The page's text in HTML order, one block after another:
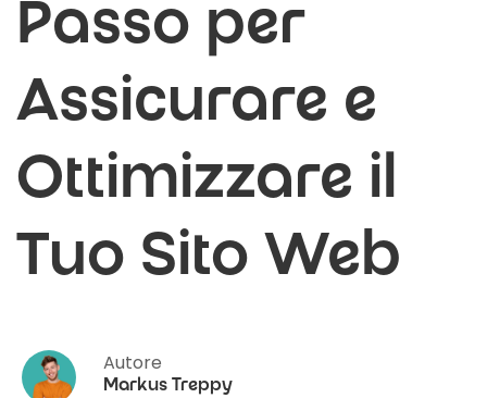
Passo per
Assicurare e
Ottimizzare il
Tuo Sito Web
Autore
Markus Treppy